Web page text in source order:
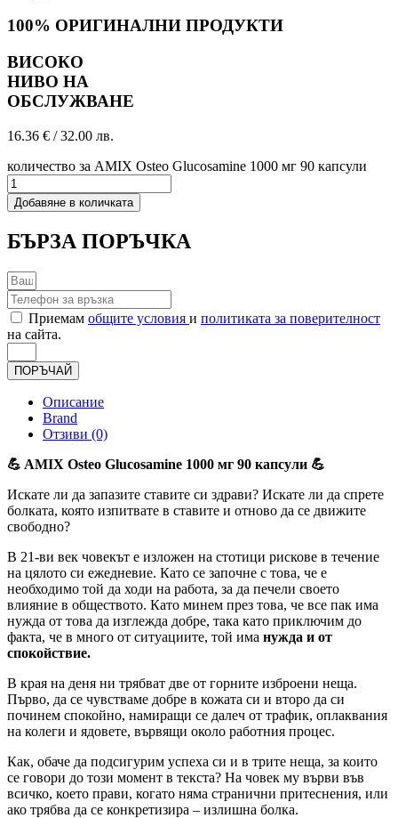
100% ОРИГИНАЛНИ ПРОДУКТИ
ВИСОКО
НИВО НА
ОБСЛУЖВАНЕ
16.36 € / 32.00 лв.
количество за AMIX Osteo Glucosamine 1000 мг 90 капсули
Добавяне в количката
БЪРЗА ПОРЪЧКА
Приемам общите условия и политиката за поверителност
на сайта.
ПОРЪЧАЙ
Описание
Brand
Отзиви (0)
💪 AMIX Osteo Glucosamine 1000 мг 90 капсули 💪
Искате ли да запазите ставите си здрави? Искате ли да спрете
болката, която изпитвате в ставите и отново да се движите
свободно?
В 21-ви век човекът е изложен на стотици рискове в течение
на цялото си ежедневие. Като се започне с това, че е
необходимо той да ходи на работа, за да печели своето
влияние в обществото. Като минем през това, че все пак има
нужда от това да изглежда добре, така като приключим до
факта, че в много от ситуациите, той има нужда и от
спокойствие.
В края на деня ни трябват две от горните изброени неща.
Първо, да се чувстваме добре в кожата си и второ да си
починем спокойно, намиращи се далеч от трафик, оплаквания
на колеги и ядовете, вървящи около работния процес.
Как, обаче да подсигурим успеха си и в трите неща, за които
се говори до този момент в текста? На човек му върви във
всичко, което прави, когато няма странични притеснения, или
ако трябва да се конкретизира – излишна болка.